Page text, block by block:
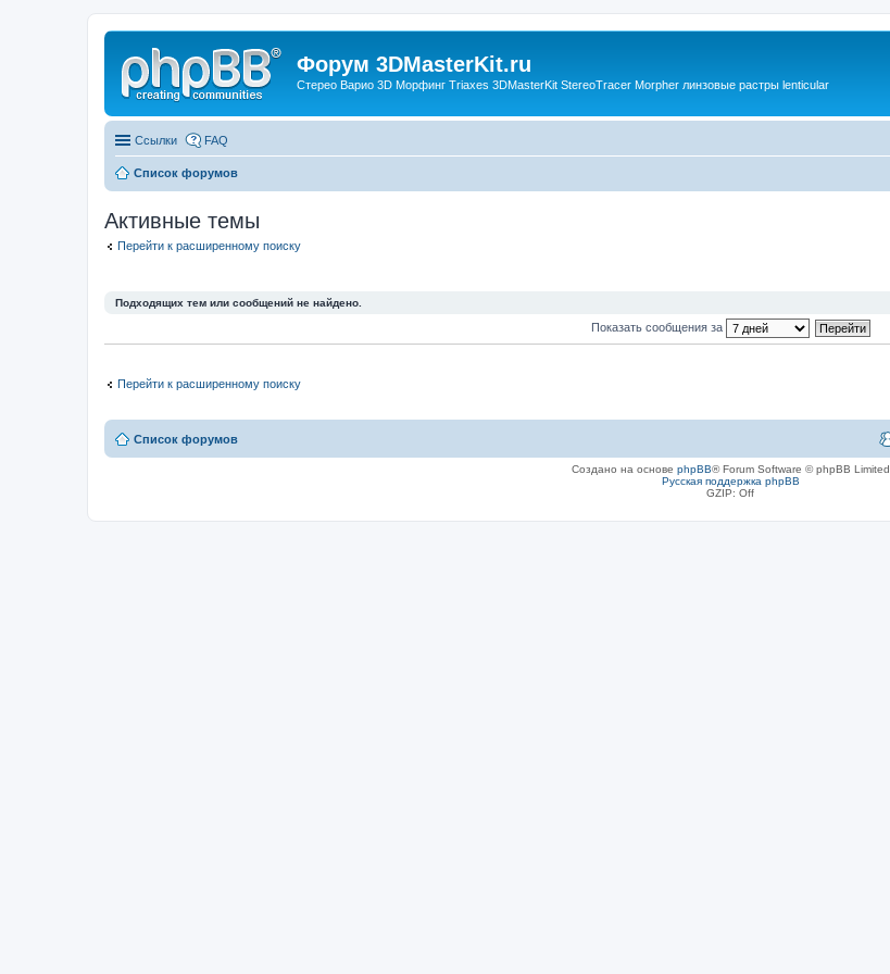
Форум 3DMasterKit.ru
Стерео Варио 3D Морфинг Triaxes 3DMasterKit StereoTracer Morpher линзовые растры lenticular
Ссылки FAQ
Список форумов
Активные темы
Перейти к расширенному поиску
Подходящих тем или сообщений не найдено.
Показать сообщения за
Перейти к расширенному поиску
Список форумов
Создано на основе phpBB® Forum Software © phpBB Limited
Русская поддержка phpBB
GZIP: Off